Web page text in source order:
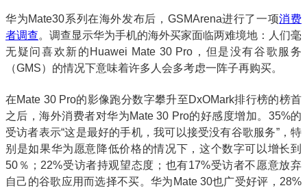
华为Mate30系列在海外发布后，GSMArena进行了一项消费
者调查。调查显示华为手机的海外买家面临两难境地：人们毫
无疑问喜欢新的Huawei Mate 30 Pro，但是没有谷歌服务
（GMS）的情况下意味着许多人会多考虑一阵子再购买。
在Mate 30 Pro的影像跑分数字攀升至DxOMark排行榜的榜首
之后，海外消费者对华为Mate 30 Pro的好感度增加。35%的
受访者表示“这是最好的手机，我可以接受没有谷歌服务”，特
别是如果华为愿意降低价格的情况下，这个数字可以增长到
50％；22%受访者持观望态度；也有17%受访者不愿意放弃
自己的谷歌应用而选择不买。华为Mate 30也广受好评，28%